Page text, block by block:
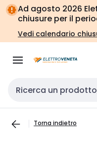
Vai alla
navigazione
Vai
alla
pagina
Ad agosto 2026
chiusure per il
Vedi calendario
Cerca input
Torna indietro